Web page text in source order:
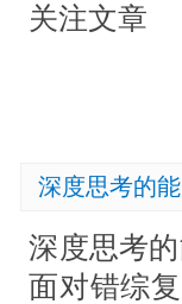
关注文章
深度思考的
深度思考
面对错综